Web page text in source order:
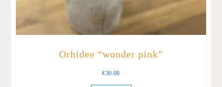
Orhidee “wonder pink”
€30.00